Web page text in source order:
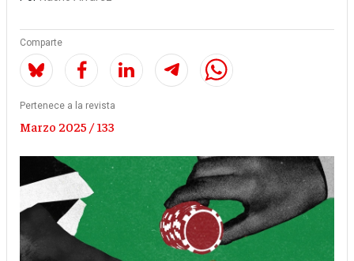
Comparte
Pertenece a la revista
Marzo 2025 / 133